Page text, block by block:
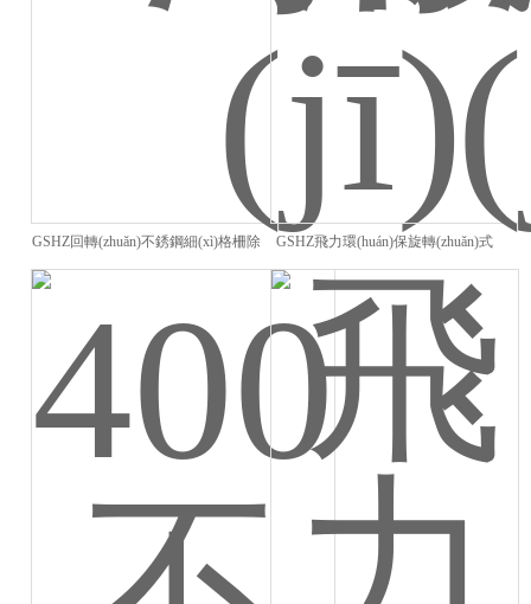
GSHZ回轉(zhuǎn)不銹鋼細(xì)格柵除 GSHZ飛力環(huán)保旋轉(zhuǎn)式
格柵清污機(jī)